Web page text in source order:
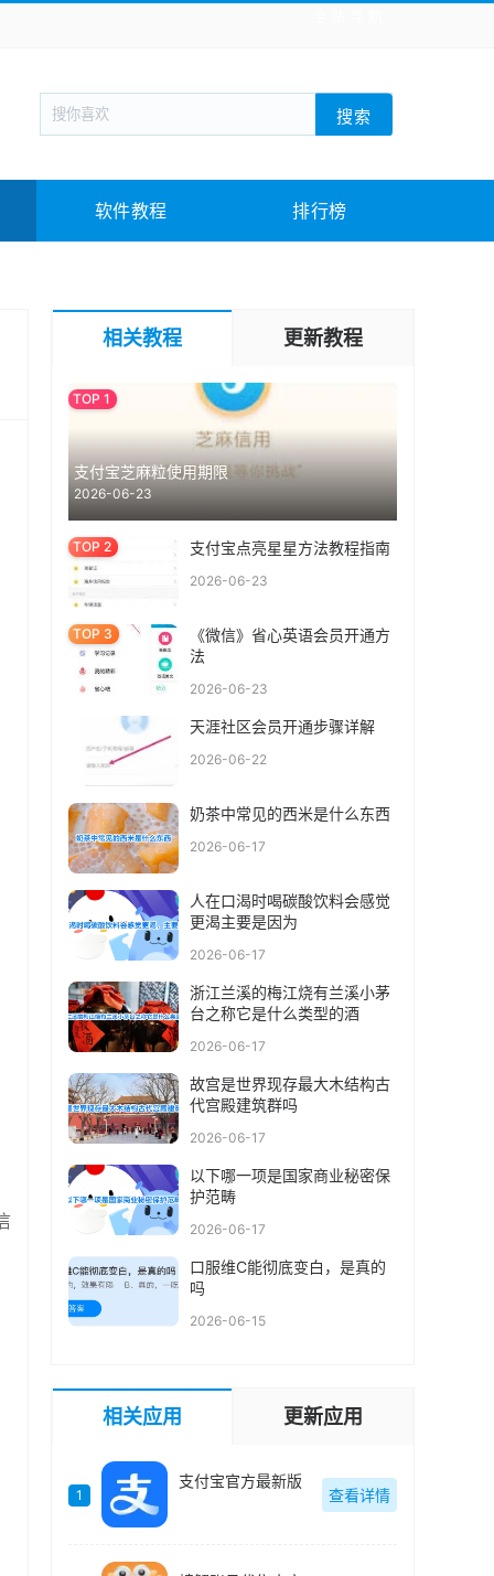
新闻阅读 旅游出行 生活实用
战棋游戏 枪战射击 模拟经营
教育教学 游戏娱乐 系统软件 素材下载
搜索
软件教程 排行榜
相关教程 更新教程
支付宝芝麻粒使用期限
2026-06-23
支付宝点亮星星方法教程指南
2026-06-23
《微信》省心英语会员开通方
法
2026-06-23
天涯社区会员开通步骤详解
2026-06-22
奶茶中常见的西米是什么东西
2026-06-17
人在口渴时喝碳酸饮料会感觉
更渴主要是因为
2026-06-17
浙江兰溪的梅江烧有兰溪小茅
台之称它是什么类型的酒
2026-06-17
故宫是世界现存最大木结构古
代宫殿建筑群吗
2026-06-17
以下哪一项是国家商业秘密保
护范畴
2026-06-17
口服维C能彻底变白，是真的
吗
2026-06-15
相关应用 更新应用
1
支付宝官方最新版
查看详情